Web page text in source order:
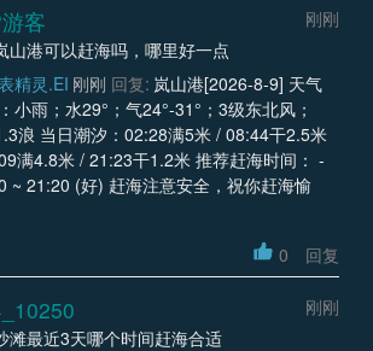
客
刚刚
山港可以赶海吗，哪里好一点
精灵.EI 刚刚 回复: 岚山港[2026-8-9] 天气
小雨；水29°；气24°-31°；3级东北风；
浪 当日潮汐：02:28满5米 / 08:44干2.5米
满4.8米 / 21:23干1.2米 推荐赶海时间： -
~ 21:20 (好) 赶海注意安全，祝你赶海愉
0 回复
刚刚
滩最近3天哪个时间赶海合适